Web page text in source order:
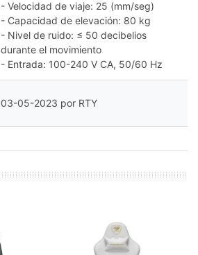
- Velocidad de viaje: 25 (mm/seg)
- Capacidad de elevación: 80 kg
- Nivel de ruido: ≤ 50 decibelios
durante el movimiento
- Entrada: 100-240 V CA, 50/60 Hz
03-05-2023 por RTY